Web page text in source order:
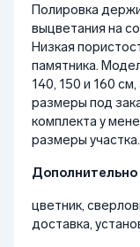
Полировка
выцветания на
Низкая
памятника.
140, 150 и 160
размеры под
комплекта у
размеры участка.
Дополнительно
цветник,
доставка,